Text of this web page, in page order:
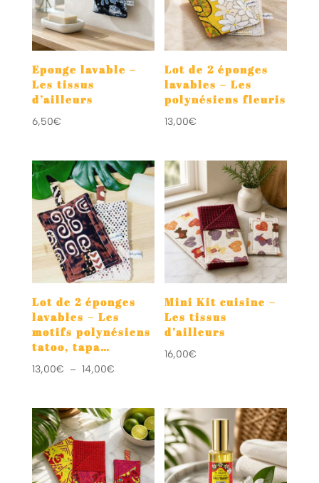
Eponge lavable –
Les tissus
d’ailleurs
6,50€
Lot de 2 éponges
lavables – Les
polynésiens fleuris
13,00€
Lot de 2 éponges
lavables – Les
motifs polynésiens
tatoo, tapa…
13,00€ – 14,00€Plage
prix :
13,00€
14,00€
Mini Kit cuisine –
Les tissus
d’ailleurs
16,00€